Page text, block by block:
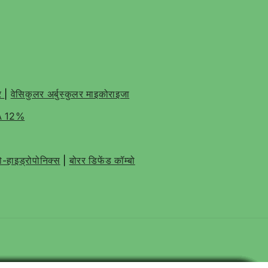
वेसिकुलर अर्बुस्कुलर माइकोराइजा
12%
हाइड्रोपोनिक्स बोरर डिफेंड कॉम्बो